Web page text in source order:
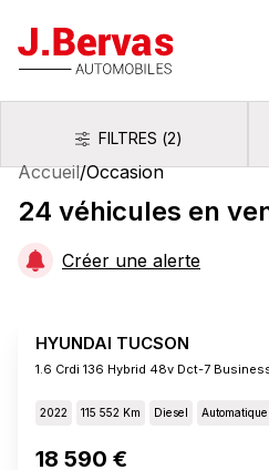
J.Bervas
FiltresFILTRES (2)
Accueil/Occasion
24 véhicules en
Créer une alerte
HYUNDAI TUCSON
1.6 Crdi 136 Hybrid 48v Dct-7
2022 115 552 Km Diesel Automatique
18 590 €